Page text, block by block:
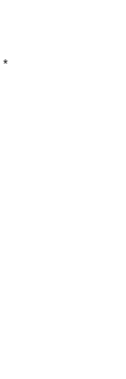
*